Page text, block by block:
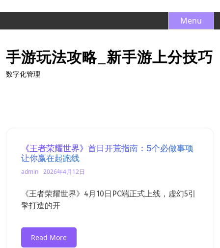
k
Menu
手游玩法攻略_新手游上分技巧
数字化管理
《王者荣耀世界》首日开荒指南：5个必做事项
让你赢在起跑线
admin 2026年4月12日
《王者荣耀世界》4月10日PC端正式上线，虚幻5引
擎打造的开
Read More